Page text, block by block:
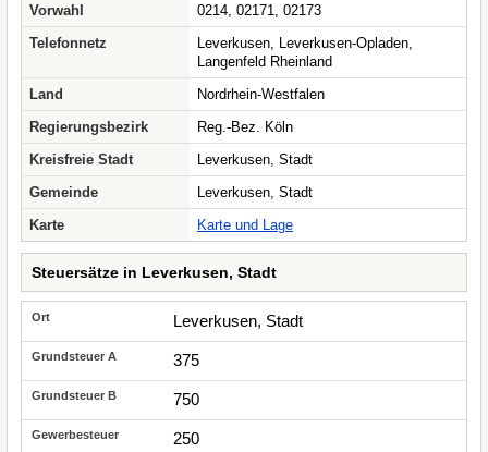
Vorwahl
0214, 02171, 02173
Telefonnetz
Leverkusen, Leverkusen-Opladen,
Langenfeld Rheinland
Land
Nordrhein-Westfalen
Regierungsbezirk
Reg.-Bez. Köln
Kreisfreie Stadt
Leverkusen, Stadt
Gemeinde
Leverkusen, Stadt
Karte
Karte und Lage
Steuersätze in Leverkusen, Stadt
Leverkusen, Stadt
375
750
250